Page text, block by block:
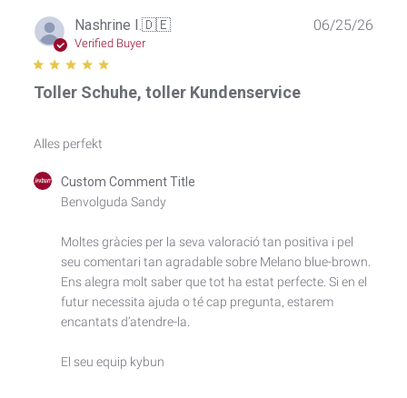
Nashrine I. 🇩🇪
Verified Buyer
Toller Schuhe, toller Kundenservice
Alles perfekt
Comments
Review
Custom
Comment
Custom Comment Title
Benvolguda Sandy
Moltes gràcies per la seva valoració tan positiva i pel
seu comentari tan agradable sobre Melano blue-brown.
Ens alegra molt saber que tot ha estat perfecte. Si en el
futur necessita ajuda o té cap pregunta, estarem
encantats d’atendre-la.
El seu equip kybun
06/25/26